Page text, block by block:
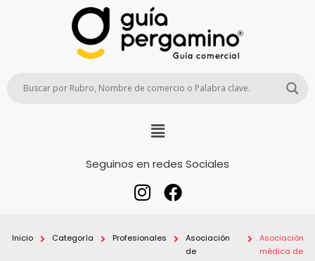
Seguinos en redes Sociales
Inicio Categoría Profesionales
Asociación
de
Asociación
médica de